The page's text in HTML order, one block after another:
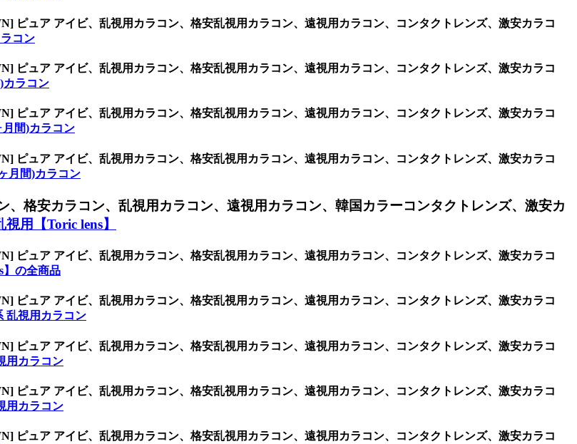
ピュア アイビ、乱視用カラコン、格安乱視用カラコン、遠視用カラコン、コンタクトレンズ、激安カラコ
コン
ピュア アイビ、乱視用カラコン、格安乱視用カラコン、遠視用カラコン、コンタクトレンズ、激安カラコ
カラコン
ピュア アイビ、乱視用カラコン、格安乱視用カラコン、遠視用カラコン、コンタクトレンズ、激安カラコ
月間)カラコン
ピュア アイビ、乱視用カラコン、格安乱視用カラコン、遠視用カラコン、コンタクトレンズ、激安カラコ
月間)カラコン
、格安カラコン、乱視用カラコン、遠視用カラコン、韓国カラーコンタクトレンズ、激安カ
視用【Toric lens】
ピュア アイビ、乱視用カラコン、格安乱視用カラコン、遠視用カラコン、コンタクトレンズ、激安カラコ
】の全商品
ピュア アイビ、乱視用カラコン、格安乱視用カラコン、遠視用カラコン、コンタクトレンズ、激安カラコ
乱視用カラコン
ピュア アイビ、乱視用カラコン、格安乱視用カラコン、遠視用カラコン、コンタクトレンズ、激安カラコ
用カラコン
ピュア アイビ、乱視用カラコン、格安乱視用カラコン、遠視用カラコン、コンタクトレンズ、激安カラコ
用カラコン
ピュア アイビ、乱視用カラコン、格安乱視用カラコン、遠視用カラコン、コンタクトレンズ、激安カラコ